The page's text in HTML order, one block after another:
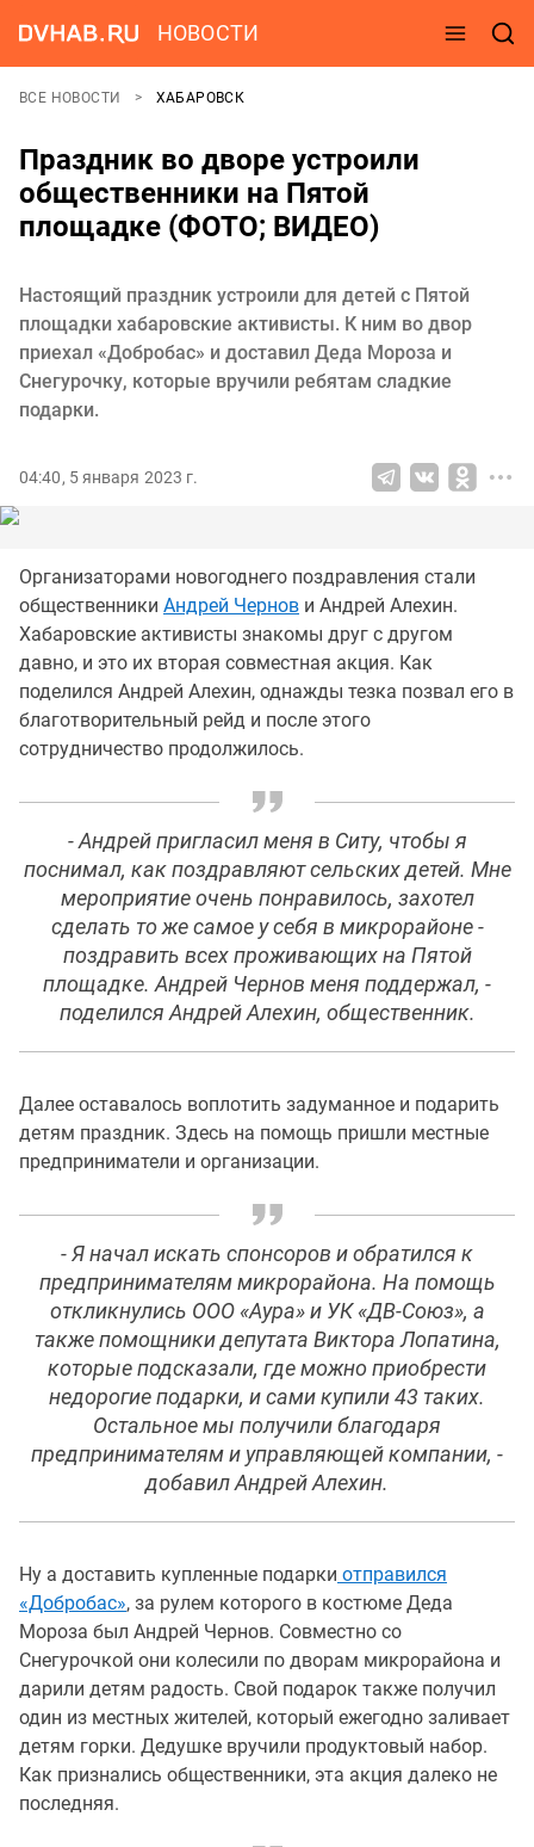
НОВОСТИ
ВСЕ НОВОСТИ ХАБАРОВСК
Праздник во дворе устроили
общественники на Пятой
площадке (ФОТО; ВИДЕО)
Настоящий праздник устроили для детей с Пятой
площадки хабаровские активисты. К ним во двор
приехал «Добробас» и доставил Деда Мороза и
Снегурочку, которые вручили ребятам сладкие
подарки.
04:40, 5 января 2023 г.
Организаторами новогоднего поздравления стали
общественники Андрей Чернов и Андрей Алехин.
Хабаровские активисты знакомы друг с другом
давно, и это их вторая совместная акция. Как
поделился Андрей Алехин, однажды тезка позвал его в
благотворительный рейд и после этого
сотрудничество продолжилось.
- Андрей пригласил меня в Ситу, чтобы я
поснимал, как поздравляют сельских детей. Мне
мероприятие очень понравилось, захотел
сделать то же самое у себя в микрорайоне -
поздравить всех проживающих на Пятой
площадке. Андрей Чернов меня поддержал, -
поделился Андрей Алехин, общественник.
Далее оставалось воплотить задуманное и подарить
детям праздник. Здесь на помощь пришли местные
предприниматели и организации.
- Я начал искать спонсоров и обратился к
предпринимателям микрорайона. На помощь
откликнулись ООО «Аура» и УК «ДВ-Союз», а
также помощники депутата Виктора Лопатина,
которые подсказали, где можно приобрести
недорогие подарки, и сами купили 43 таких.
Остальное мы получили благодаря
предпринимателям и управляющей компании, -
добавил Андрей Алехин.
Ну а доставить купленные подарки отправился
«Добробас», за рулем которого в костюме Деда
Мороза был Андрей Чернов. Совместно со
Снегурочкой они колесили по дворам микрорайона и
дарили детям радость. Свой подарок также получил
один из местных жителей, который ежегодно заливает
детям горки. Дедушке вручили продуктовый набор.
Как признались общественники, эта акция далеко не
последняя.